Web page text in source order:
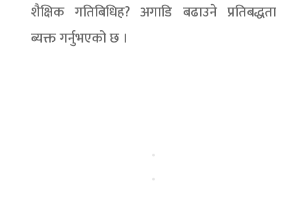
शैक्षिक गतिबिधिह? अगाडि बढाउने प्रतिबद्धता
ब्यक्त गर्नुभएको छ ।